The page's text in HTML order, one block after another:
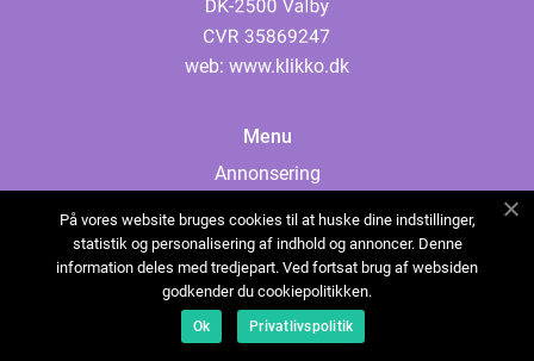
web: www.klikko.dk
Menu
Annonsering
Cookies
Kontakta oss
Sitemap
På vores website bruges cookies til at huske dine indstillinger,
statistik og personalisering af indhold og annoncer. Denne
information deles med tredjepart. Ved fortsat brug af websiden
godkender du cookiepolitikken.
Ok Privatlivspolitik